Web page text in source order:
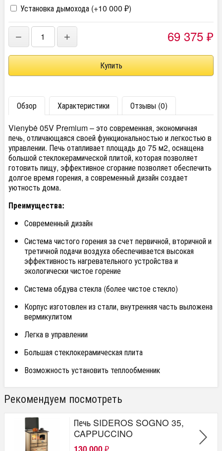
Установка дымохода (+10 000 ₽)
− + 69 375 ₽
Обзор Характеристики
Отзывы (0)
Vienybė 05V Premium – это современная, экономичная
печь, отличающаяся своей функциональностью и легкостью в
управлении. Печь отапливает площадь до 75 м2, оснащена
большой стеклокерамической плитой, которая позволяет
готовить пищу, эффективное сгорание позволяет обеспечить
долгое время горения, а современный дизайн создает
уютность дома.
Преимущества:
Современный дизайн
Система чистого горения за счет первичной, вторичной и
третичной подачи воздуха обеспечивается высокая
эффективность нагревательного устройства и
экологически чистое горение
Система обдува стекла (более чистое стекло)
Корпус изготовлен из стали, внутренняя часть выложена
вермикулитом
Легка в управлении
Большая стеклокерамическая плита
Возможность установить теплообменник
Рекомендуем посмотреть
Печь SIDEROS SOGNO 35,
CAPPUCCINO
130 000 ₽